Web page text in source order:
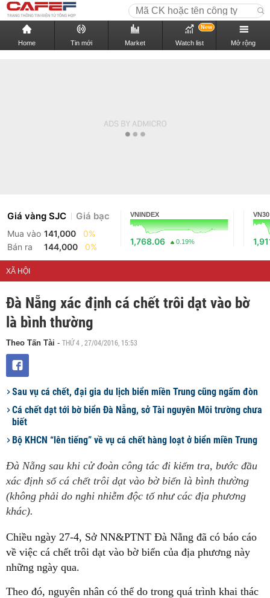
Home Tin mới Market Watch list
New
Mở rộng
Giá vàng SJC Giá bạc
Mua vào 141,000
0%
Bán ra
144,000 0%
VNINDEX
1,768.06 0.19%
VN30
XÃ HỘI
Đà Nẵng xác định cá chết trôi dạt vào bờ
là bình thường
Theo Tấn Tài - THỨ 4 , 27/04/2016, 15:53
Sau vụ cá chết, đại gia du lịch biển miền Trung cũng ngấm đòn
Cá chết dạt tới bờ biển Đà Nẵng, sở Tài nguyên Môi trường chưa
biết
Bộ KHCN “lên tiếng” về vụ cá chết hàng loạt ở biển miền Trung
Đà Nẵng sau khi cử đoàn công tác đi kiểm tra, bước đầu
xác định số cá chết trôi dạt vào bờ biển là bình thường
(không phải do nghi nhiễm độc tố như các địa phương
khác).
Chiều ngày 27-4, Sở NN&PTNT Đà Nẵng đã có báo cáo
về việc cá chết trôi dạt vào bờ biển của địa phương này
những ngày qua.
Theo đó, nguyên nhân có thể do trong quá trình khai thác